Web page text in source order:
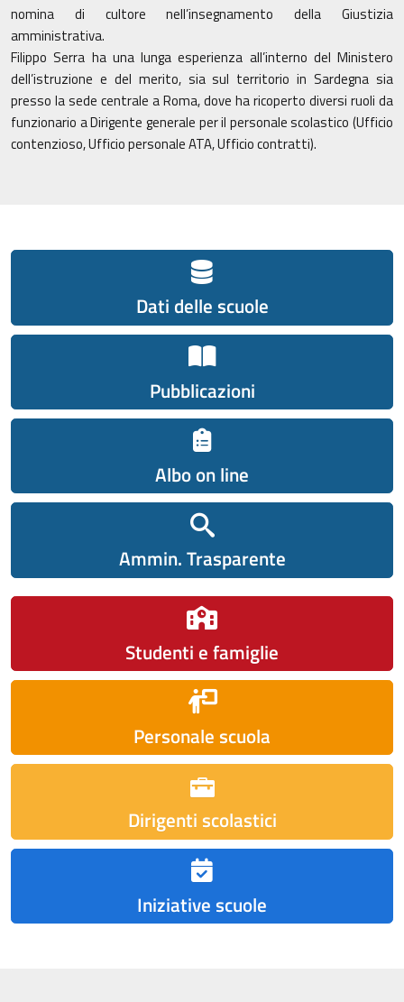
nomina di cultore nell’insegnamento della Giustizia
amministrativa.
Filippo Serra ha una lunga esperienza all’interno del Ministero
dell’istruzione e del merito, sia sul territorio in Sardegna sia
presso la sede centrale a Roma, dove ha ricoperto diversi ruoli da
funzionario a Dirigente generale per il personale scolastico (Ufficio
contenzioso, Ufficio personale ATA, Ufficio contratti).
Dati delle scuole
Pubblicazioni
Albo on line
Ammin. Trasparente
Studenti e famiglie
Personale scuola
Dirigenti scolastici
Iniziative scuole